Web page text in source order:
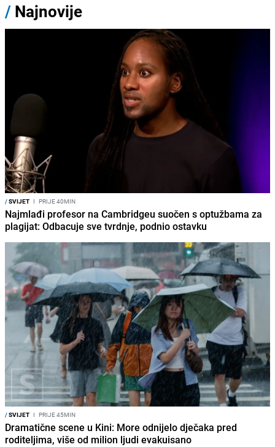
/ Najnovije
/SVIJET I PRIJE 40MIN
Najmlađi profesor na Cambridgeu suočen s optužbama za
plagijat: Odbacuje sve tvrdnje, podnio ostavku
/SVIJET I PRIJE 45MIN
Dramatične scene u Kini: More odnijelo dječaka pred
roditeljima, više od milion ljudi evakuisano